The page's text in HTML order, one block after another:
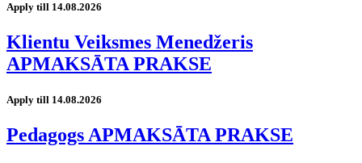
Apply till 14.08.2026
Klientu Veiksmes Menedžeris
APMAKSĀTA PRAKSE
Apply till 14.08.2026
Pedagogs APMAKSĀTA PRAKSE